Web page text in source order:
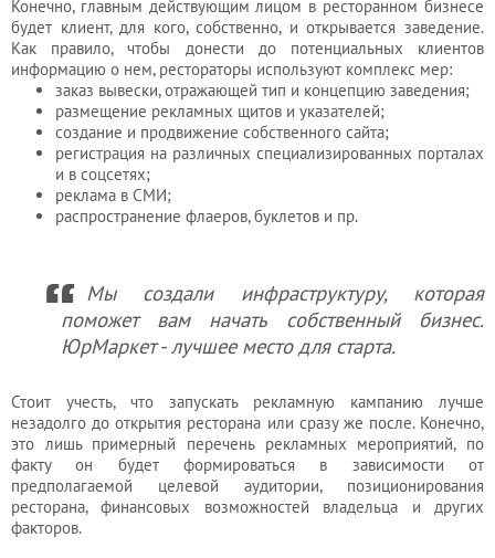
Конечно, главным действующим лицом в ресторанном бизнесе
будет клиент, для кого, собственно, и открывается заведение.
Как правило, чтобы донести до потенциальных клиентов
информацию о нем, рестораторы используют комплекс мер:
заказ вывески, отражающей тип и концепцию заведения;
размещение рекламных щитов и указателей;
создание и продвижение собственного сайта;
регистрация на различных специализированных порталах
и в соцсетях;
реклама в СМИ;
распространение флаеров, буклетов и пр.
Мы создали инфраструктуру, которая
поможет вам начать собственный бизнес.
ЮрМаркет - лучшее место для старта.
Стоит учесть, что запускать рекламную кампанию лучше
незадолго до открытия ресторана или сразу же после. Конечно,
это лишь примерный перечень рекламных мероприятий, по
факту он будет формироваться в зависимости от
предполагаемой целевой аудитории, позиционирования
ресторана, финансовых возможностей владельца и других
факторов.